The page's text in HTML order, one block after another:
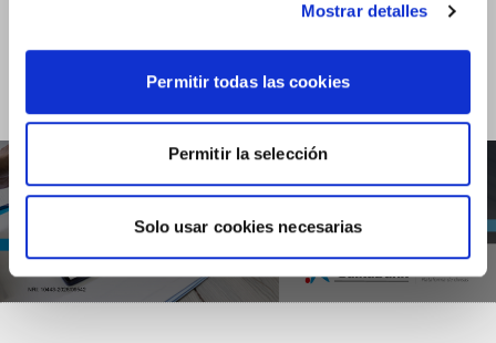
Mostrar detalles
Permitir todas las cookies
Permitir la selección
Solo usar cookies necesarias
Jornadas mercado
CONSULTA LA PROGRAMACIÓN